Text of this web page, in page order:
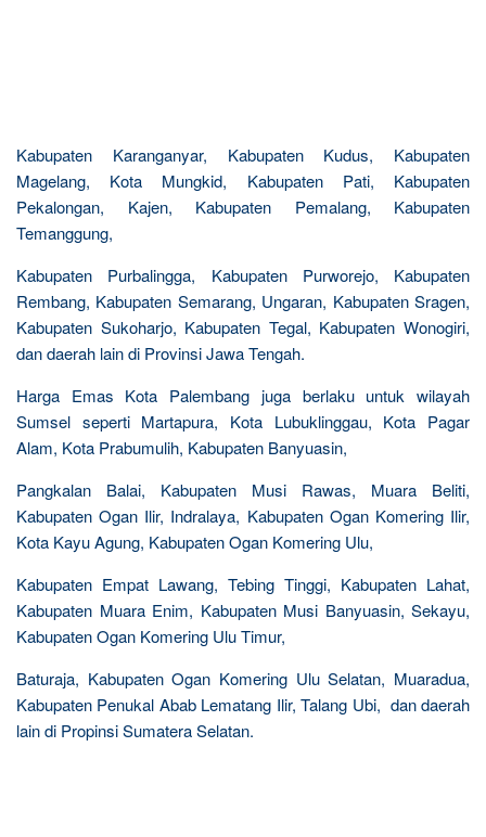
Kabupaten Karanganyar, Kabupaten Kudus, Kabupaten
Magelang, Kota Mungkid, Kabupaten Pati, Kabupaten
Pekalongan, Kajen, Kabupaten Pemalang, Kabupaten
Temanggung,
Kabupaten Purbalingga, Kabupaten Purworejo, Kabupaten
Rembang, Kabupaten Semarang, Ungaran, Kabupaten Sragen,
Kabupaten Sukoharjo, Kabupaten Tegal, Kabupaten Wonogiri,
dan daerah lain di Provinsi Jawa Tengah.
Harga Emas Kota Palembang juga berlaku untuk wilayah
Sumsel seperti Martapura, Kota Lubuklinggau, Kota Pagar
Alam, Kota Prabumulih, Kabupaten Banyuasin,
Pangkalan Balai, Kabupaten Musi Rawas, Muara Beliti,
Kabupaten Ogan Ilir, Indralaya, Kabupaten Ogan Komering Ilir,
Kota Kayu Agung, Kabupaten Ogan Komering Ulu,
Kabupaten Empat Lawang, Tebing Tinggi, Kabupaten Lahat,
Kabupaten Muara Enim, Kabupaten Musi Banyuasin, Sekayu,
Kabupaten Ogan Komering Ulu Timur,
Baturaja, Kabupaten Ogan Komering Ulu Selatan, Muaradua,
Kabupaten Penukal Abab Lematang Ilir, Talang Ubi, dan daerah
lain di Propinsi Sumatera Selatan.